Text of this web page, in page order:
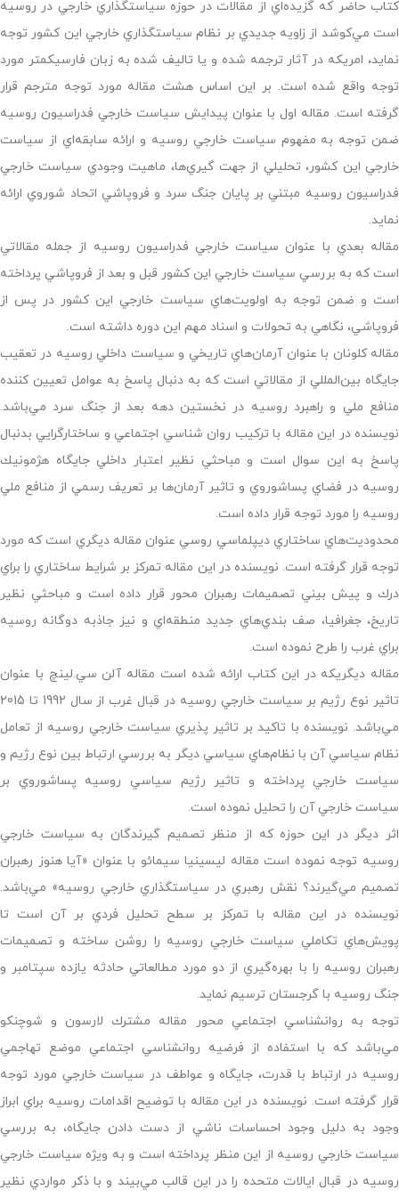
كتاب حاضر كه گزيده‌اي از مقالات در حوزه سياستگذاري خارجي در روسيه
است مي‌كوشد از زاويه جديدي بر نظام سياستگذاري خارجي اين كشور توجه
نمايد، امريكه در آثار ترجمه شده و يا تاليف شده به زبان فارسيكمتر مورد
توجه واقع شده است. بر اين اساس هشت مقاله مورد توجه مترجم قرار
گرفته است. مقاله اول با عنوان پيدايش سياست خارجي فدراسيون روسيه
ضمن توجه به مفهوم سياست خارجي روسيه و ارائه سابقه‌اي از سياست
خارجي اين كشور، تحليلي از جهت گيري‌ها، ماهيت وجودي سياست خارجي
فدراسيون روسيه مبتني بر پايان جنگ سرد و فروپاشي اتحاد شوروي ارائه
نمايد.
مقاله بعدي با عنوان سياست خارجي فدراسيون روسيه از جمله مقالاتي
است كه به بررسي سياست خارجي اين كشور قبل و بعد از فروپاشي پرداخته
است و ضمن توجه به اولويت‌هاي سياست خارجي اين كشور در پس از
فروپاشي، نگاهي به تحولات و اسناد مهم اين دوره داشته است.
مقاله كلونان با عنوان آرمان‌هاي تاريخي و سياست داخلي روسيه در تعقيب
جايگاه بين‌المللي از مقالاتي است كه به دنبال پاسخ به عوامل تعيين كننده
منافع ملي و راهبرد روسيه در نخستين دهه بعد از جنگ سرد مي‌باشد.
نويسنده در اين مقاله با تركيب روان شناسي اجتماعي و ساختار‌گرايي بدنبال
پاسخ به اين سوال است و مباحثي نظير اعتبار داخلي جايگاه هژمونيك
روسيه در فضاي پساشوروي و تاثير آرمان‌ها بر تعريف رسمي از منافع ملي
روسيه را مورد توجه قرار داده است.
محدوديت‌هاي ساختاري ديپلماسي روسي عنوان مقاله ديگري است كه مورد
توجه قرار گرفته است. نويسنده در اين مقاله تمركز بر شرايط ساختاري را براي
درك و پيش بيني تصميمات رهبران محور قرار داده است و مباحثي نظير
تاريخ، جغرافيا، صف بندي‌هاي جديد منطقه‌اي و نيز جاذبه دوگانه روسيه
براي غرب را طرح نموده است.
مقاله ديگريكه در اين كتاب ارائه شده است مقاله آلن سي.لينچ با عنوان
تاثير نوع رژيم بر سياست خارجي روسيه در قبال غرب از سال 1992 تا 2015
مي‌باشد. نويسنده با تاكيد بر تاثير پذيري سياست خارجي روسيه از تعامل
نظام سياسي آن با نظام‌هاي سياسي ديگر به بررسي ارتباط بين نوع رژيم و
سياست خارجي پرداخته و تاثير رژيم سياسي روسيه پساشوروي بر
سياست خارجي آن را تحليل نموده است.
اثر ديگر در اين حوزه كه از منظر تصميم گيرندگان به سياست خارجي
روسيه توجه نموده است مقاله ليسينيا سيمائو با عنوان «آيا هنوز رهبران
تصميم مي‌گيرند؟ نقش رهبري در سياستگذاري خارجي روسيه» مي‌باشد.
نويسنده در اين مقاله با تمركز بر سطح تحليل فردي بر آن است تا
پويش‌هاي تكاملي سياست خارجي روسيه را روشن ساخته و تصميمات
رهبران روسيه را با بهره‌گيري از دو مورد مطالعاتي حادثه يازده سپتامبر و
جنگ روسيه با گرجستان ترسيم نمايد.
توجه به روانشناسي اجتماعي محور مقاله مشترك لارسون و شوچنكو
مي‌باشد كه با استفاده از فرضيه روانشناسي اجتماعي موضع تهاجمي
روسيه در ارتباط با قدرت، جايگاه و عواطف در سياست خارجي مورد توجه
قرار گرفته است. نويسنده در اين مقاله با توضيح اقدامات روسيه براي ابراز
وجود به دليل وجود احساسات ناشي از دست دادن جايگاه، به بررسي
سياست خارجي روسيه از اين منظر پرداخته است و به ويژه سياست خارجي
روسيه در قبال ايالات متحده را در اين قالب مي‌بيند و با ذكر مواردي نظير